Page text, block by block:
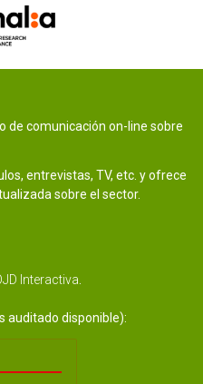
de comunicación on-line sobre
entrevistas, TV, etc. y ofrece
sobre el sector.
Interactiva
auditado disponible):